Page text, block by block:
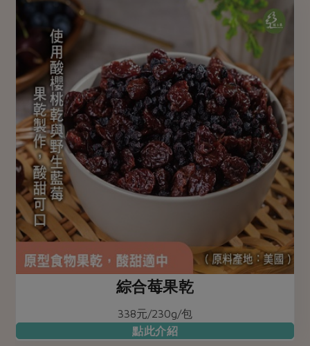
綜合莓果乾
338元/230g/包
點此介紹